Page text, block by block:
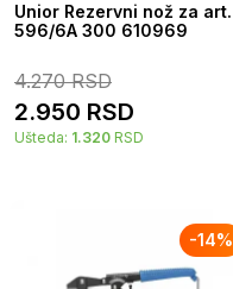
Unior Rezervni nož za art.
596/6A 300 610969
4.270RSD
2.950 RSD
Ušteda: 1.320 RSD
-14%